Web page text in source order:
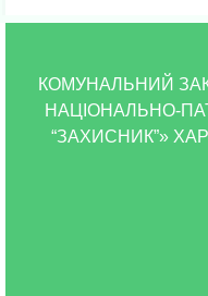
КОМУНАЛЬНИЙ
НАЦІОНАЛЬНО-
“ЗАХИСНИК”»